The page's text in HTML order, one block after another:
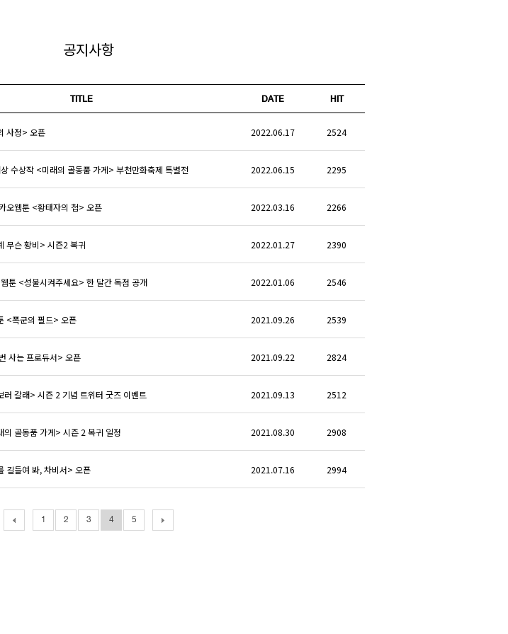
공지사항
TITLE DATE HIT
사정> 오픈 2022.06.17 2524
수상작 <미래의 골동품 가게> 부천만화축제 특별전 2022.06.15 2295
오웹툰 <황태자의 첩> 오픈 2022.03.16 2266
무슨 황비> 시즌2 복귀 2022.01.27 2390
툰 <성불시켜주세요> 한 달간 독점 공개 2022.01.06 2546
<폭군의 필드> 오픈 2021.09.26 2539
사는 프로듀서> 오픈 2021.09.22 2824
러 갈래> 시즌 2 기념 트위터 굿즈 이벤트 2021.09.13 2512
의 골동품 가게> 시즌 2 복귀 일정 2021.08.30 2908
길들여 봐, 차비서> 오픈 2021.07.16 2994
1 2 3 4 5